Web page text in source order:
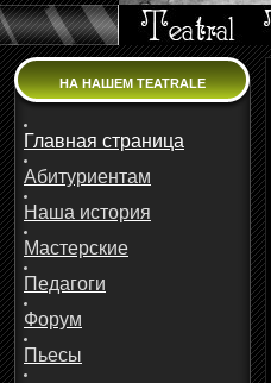
НА НАШЕМ TEATRALE
Главная страница
Абитуриентам
Наша история
Мастерские
Педагоги
Форум
Пьесы